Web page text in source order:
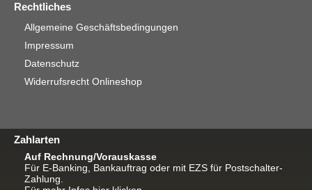
Rechtliches
Allgemeine Geschäftsbedingungen
Impressum
Datenschutz
Widerrufsrecht Onlineshop
Zahlarten
Auf Rechnung/Vorauskasse
Für E-Banking, Bankauftrag oder mit EZS für Postschalter-
Zahlung.